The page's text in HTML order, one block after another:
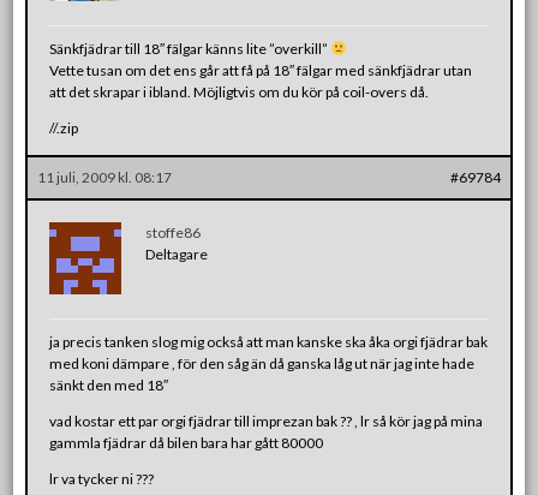
Sänkfjädrar till 18″ fälgar känns lite ”overkill”
Vette tusan om det ens går att få på 18″ fälgar med sänkfjädrar utan
att det skrapar i ibland. Möjligtvis om du kör på coil-overs då.
//.zip
11 juli, 2009 kl. 08:17 #69784
stoffe86
Deltagare
ja precis tanken slog mig också att man kanske ska åka orgi fjädrar bak
med koni dämpare , för den såg än då ganska låg ut när jag inte hade
sänkt den med 18″
vad kostar ett par orgi fjädrar till imprezan bak ?? , lr så kör jag på mina
gammla fjädrar då bilen bara har gått 80000
lr va tycker ni ???